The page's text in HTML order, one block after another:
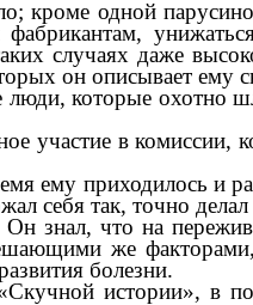
кроме одной
случаях даже
он описывает
которые охотно
участие в комиссии,
ему приходилось
себя так, точно
что на
же
болезни.
истории», в